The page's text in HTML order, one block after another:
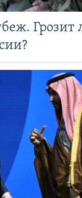
Грозит